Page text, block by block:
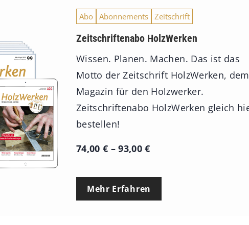
Abo Abonnements Zeitschrift
Zeitschriftenabo HolzWerken
Wissen. Planen. Machen. Das ist das
Motto der Zeitschrift HolzWerken, dem
Magazin für den Holzwerker.
Zeitschriftenabo HolzWerken gleich
bestellen!
74,00 € –93,00€P
e
Mehr Erfahren